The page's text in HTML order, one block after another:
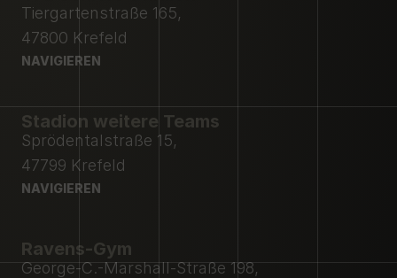
Tiergartenstraße 165,
47800 Krefeld
NAVIGIEREN
Stadion weitere Teams
Sprödentalstraße 15,
47799 Krefeld
NAVIGIEREN
Ravens-Gym
George-C.-Marshall-Straße 198,